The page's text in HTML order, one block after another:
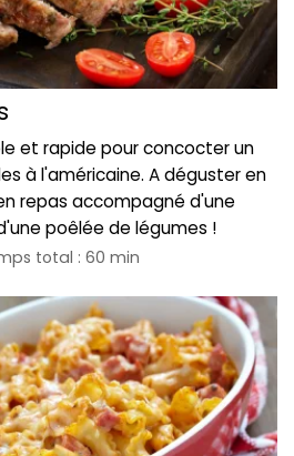
et rapide pour concocter un
à l'américaine. A déguster en
repas accompagné d'une
poêlée de légumes !
total : 60 min